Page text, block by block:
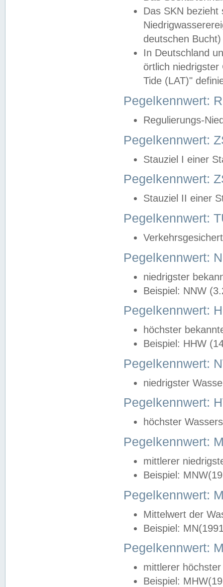
Das SKN
deutschen
In Deutschland
örtlich
Tide (LAT)"
Pegelkennwert:
Regulierungs-
Pegelkennwert:
Stauziel I einer
Pegelkennwert:
Stauziel II einer
Pegelkennwert:
Pegelkennwert:
niedrigster
Beispiel: NNW
Pegelkennwert:
höchster
Beispiel: HHW
Pegelkennwert:
niedrigster
Pegelkennwert:
höchster
Pegelkennwert:
mittlerer
Beispiel:
Pegelkennwert:
Mittelwert der
Beispiel:
Pegelkennwert:
mittlerer
Beispiel: